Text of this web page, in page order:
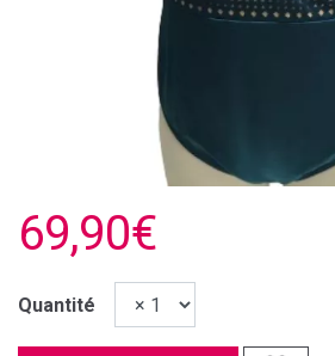
69,90€
Quantité